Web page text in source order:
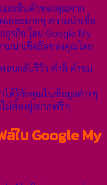
ละสินค้าของคุณจาก
ยอะมากๆ ความน่าเชื่อ
รกิจ โดย Google My
ามน่าเชื่อถือของคุณโดย
อบกลับรีวิว คำติ คำชม
ได้รู้จักคุณในข้อมูลต่างๆ
ม่ต้องยุ่งยากฟรีๆ
ใน Google My